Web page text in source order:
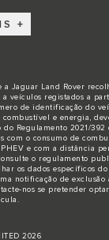
a Jaguar Land Rover
a veículos registados a
de identificação do
combustível e energia,
Regulamento 2021/392
com o consumo de
e com a distância
o regulamento
os dados específicos
notificação de
nos se pretender
2026